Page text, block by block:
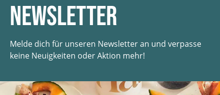
Newsletter
Melde dich für unseren Newsletter an und verpasse
keine Neuigkeiten oder Aktion mehr!